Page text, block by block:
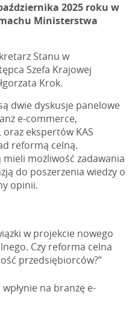
2025 roku w
Ministerstwa
Stanu w
Szefa Krajowej
Krok.
dwie dyskusje panelowe
e-commerce,
ekspertów KAS
reformą celną.
możliwość zadawania
do poszerzenia wiedzy o
opinii.
w projekcie nowego
Czy reforma celna
przedsiębiorców?”
na branżę e-